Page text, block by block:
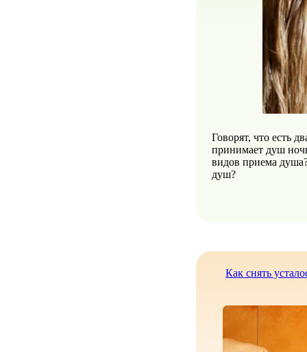
Говорят, что есть
принимает душ
видов приема
душ?
Как снять